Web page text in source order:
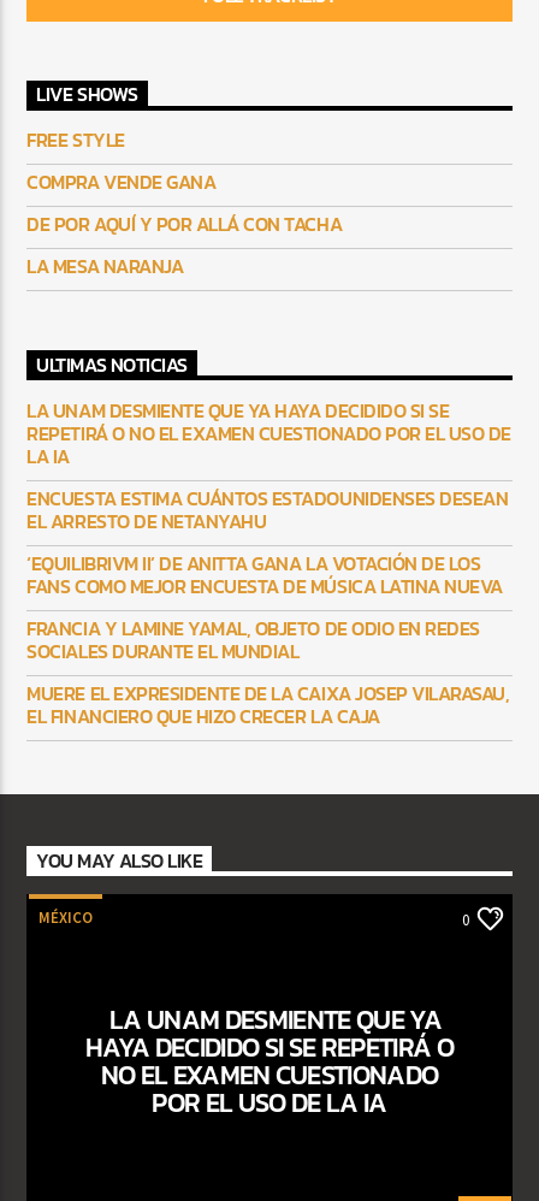
LIVE SHOWS
FREE STYLE
COMPRA VENDE GANA
DE POR AQUÍ Y POR ALLÁ CON TACHA
LA MESA NARANJA
ULTIMAS NOTICIAS
LA UNAM DESMIENTE QUE YA HAYA DECIDIDO SI SE
REPETIRÁ O NO EL EXAMEN CUESTIONADO POR EL USO DE
LA IA
ENCUESTA ESTIMA CUÁNTOS ESTADOUNIDENSES DESEAN
EL ARRESTO DE NETANYAHU
‘EQUILIBRIVM II’ DE ANITTA GANA LA VOTACIÓN DE LOS
FANS COMO MEJOR ENCUESTA DE MÚSICA LATINA NUEVA
FRANCIA Y LAMINE YAMAL, OBJETO DE ODIO EN REDES
SOCIALES DURANTE EL MUNDIAL
MUERE EL EXPRESIDENTE DE LA CAIXA JOSEP VILARASAU,
EL FINANCIERO QUE HIZO CRECER LA CAJA
YOU MAY ALSO LIKE
MÉXICO 0
LA UNAM DESMIENTE QUE YA
HAYA DECIDIDO SI SE REPETIRÁ O
NO EL EXAMEN CUESTIONADO
POR EL USO DE LA IA